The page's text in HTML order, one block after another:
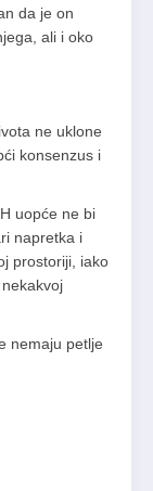
da je on
ali i oko
ne uklone
konsenzus i
uopće ne bi
napretka i
prostoriji, iako
nemaju petlje